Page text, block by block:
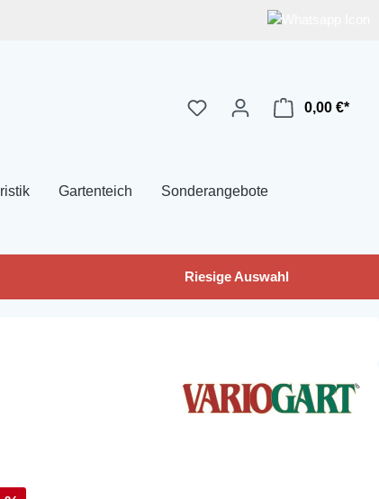
0,00 €*
Gartenteich Sonderangebote
Riesige Auswahl